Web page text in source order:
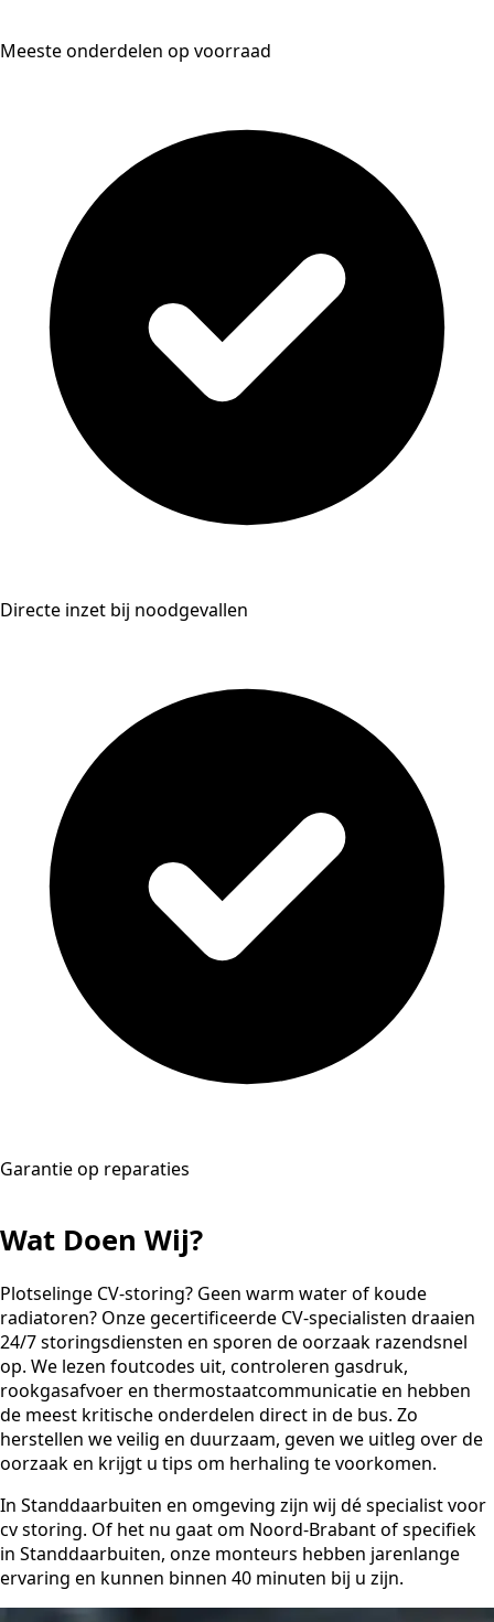
Meeste onderdelen op voorraad
Directe inzet bij noodgevallen
Garantie op reparaties
Wat Doen Wij?
Plotselinge CV-storing? Geen warm water of koude
radiatoren? Onze gecertificeerde CV-specialisten draaien
24/7 storingsdiensten en sporen de oorzaak razendsnel
op. We lezen foutcodes uit, controleren gasdruk,
rookgasafvoer en thermostaatcommunicatie en hebben
de meest kritische onderdelen direct in de bus. Zo
herstellen we veilig en duurzaam, geven we uitleg over de
oorzaak en krijgt u tips om herhaling te voorkomen.
In Standdaarbuiten en omgeving zijn wij dé specialist voor
cv storing. Of het nu gaat om Noord-Brabant of specifiek
in Standdaarbuiten, onze monteurs hebben jarenlange
ervaring en kunnen binnen 40 minuten bij u zijn.